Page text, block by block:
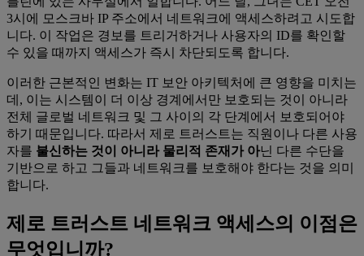
3시에 모스크바 IP 주소에서 네트워크에 액세스하려고 시도합
니다. 이 작업은 경보를 트리거하거나 사용자의 ID를 확인할
수 있을 때까지 액세스가 즉시 차단되도록 합니다.
이러한 근본적인 변화는 IT 보안 아키텍처에 큰 영향을 미치는
데, 이는 시스템이 더 이상 경계에서만 보호되는 것이 아니라
전체 글로벌 네트워크 및 그 사이의 각 단계에서 보호되어야
하기 때문입니다. 따라서 제로 트러스트는 직원이나 다른 사용
자를 불신하는 것이 아니라 물리적 존재가 아닌 다른 수단을
기반으로 하고 그들과 네트워크를 보호해야 한다는 것을 의미
합니다.
제로 트러스트 네트워크 액세스의 이점은
무엇입니까?